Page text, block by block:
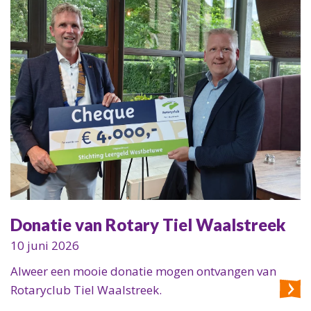
Donatie van Rotary Tiel Waalstreek
10 juni 2026
Alweer een mooie donatie mogen ontvangen van
Rotaryclub Tiel Waalstreek.